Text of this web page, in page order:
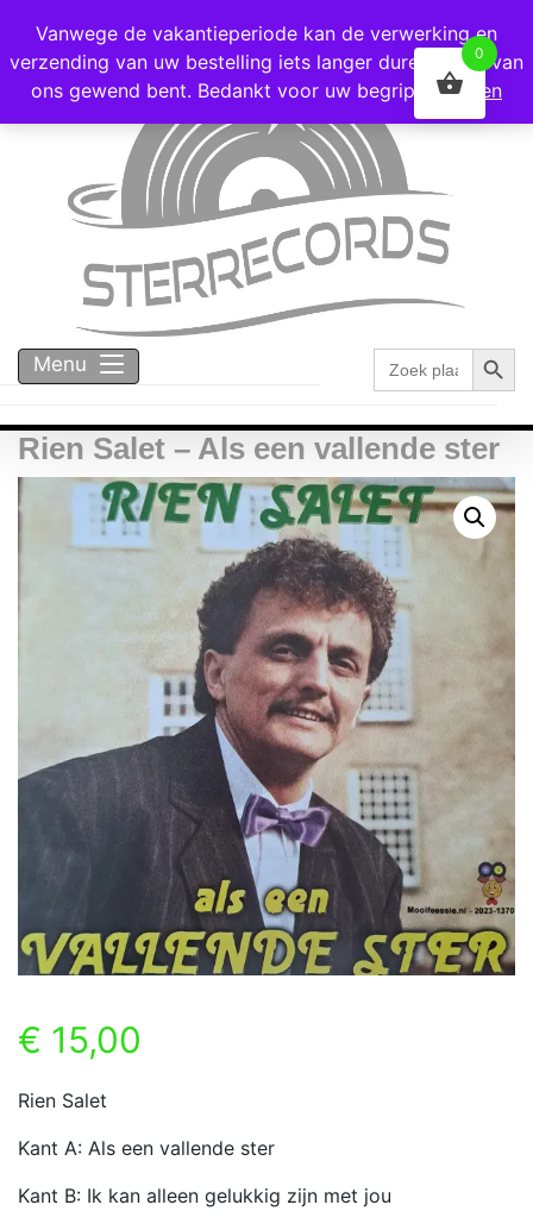
Voor 16:00 besteld = vandaag verzonden!
Menu
Zoek
naar:
Rien Salet – Als een vallende ster
€ 15,00
Rien Salet
Kant A: Als een vallende ster
Kant B: Ik kan alleen gelukkig zijn met jou
Vanwege de vakantieperiode kan de verwerking en
verzending van uw bestelling iets langer duren dan u van
ons gewend bent. Bedankt voor uw begrip!
Negeren
0